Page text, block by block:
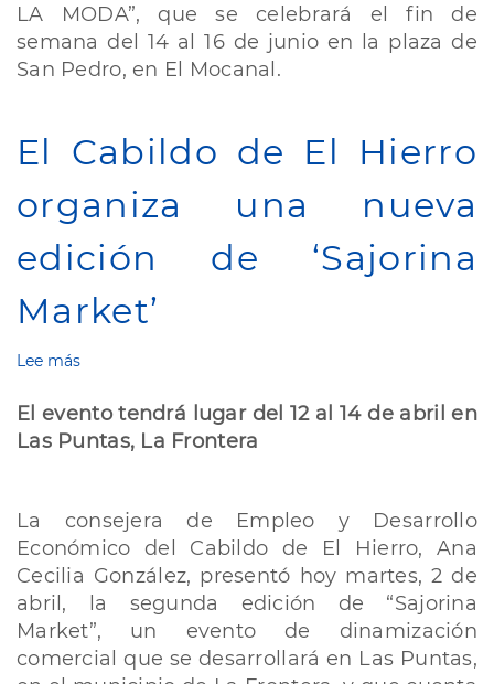
el
proyecto
Vino
la
LA MODA”, que se celebrará el fin de
semana del 14 al 16 de junio en la plaza de
San Pedro, en El Mocanal.
El Cabildo de El Hierro
organiza una nueva
edición de ‘Sajorina
Market’
Lee más
Cabildo
de
El
una
nueva
edición
de
‘Sajorina
Market’
El evento tendrá lugar del 12 al 14 de abril en
Las Puntas, La Frontera
La consejera de Empleo y Desarrollo
Económico del Cabildo de El Hierro, Ana
Cecilia González, presentó hoy martes, 2 de
abril, la segunda edición de “Sajorina
Market”, un evento de dinamización
comercial que se desarrollará en Las Puntas,